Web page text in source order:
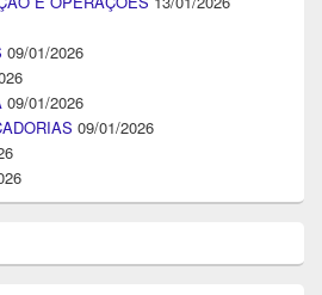
09/01/2026
09/01/2026
09/01/2026